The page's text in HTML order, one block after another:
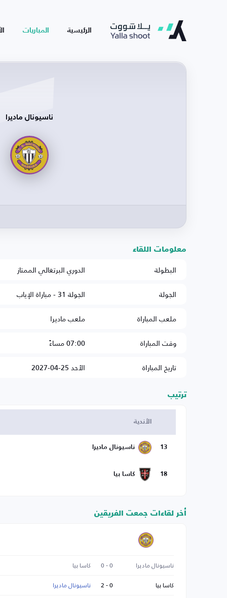
الرئيسية المباريات
ناسيونال ماديرا
معلومات اللقاء
البطولة
الدوري البرتغالي الممتاز
الجولة
الجولة 31 - مباراة الإياب
ملعب المباراة
ملعب ماديرا
وقت المباراة
07:00 مساءً
تاريخ المباراة
الأحد 25-04-2027
ترتيب
الأندية
13 ناسيونال ماديرا
18 كاسا بيا
أخر لقاءات جمعت الفريقين
ناسيونال ماديرا 0 - 0 كاسا بيا
كاسا بيا
0 - 2 ناسيونال ماديرا